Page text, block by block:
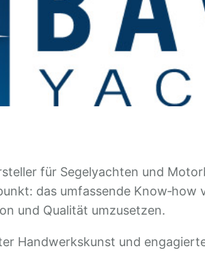
für Segelyachten und
das umfassende
und Qualität umzusetzen.
Handwerkskunst und